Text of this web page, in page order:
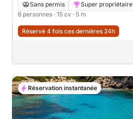
Sans permis
Super propriétaire
6 personnes · 15 cv · 5 m
Réservé 4 fois ces dernières 24h
Réservation instantanée